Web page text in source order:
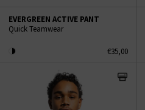
EVERGREEN ACTIVE PANT
Quick Teamwear
€35,00